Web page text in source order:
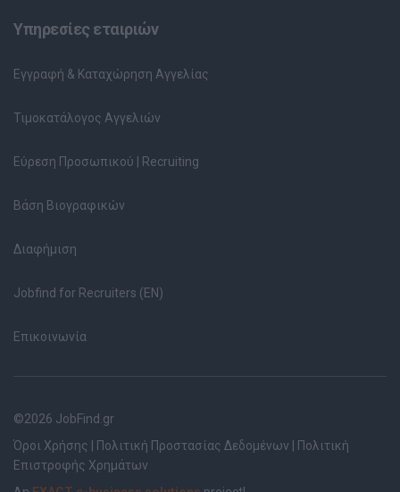
Υπηρεσίες εταιριών
Εγγραφή & Καταχώρηση Αγγελίας
Τιμοκατάλογος Αγγελιών
Εύρεση Προσωπικού | Recruiting
Βάση Βιογραφικών
Διαφήμιση
Jobfind for Recruiters (EN)
Επικοινωνία
©2026 JobFind.gr
Όροι Χρήσης
Πολιτική Προστασίας Δεδομένων
Πολιτική
Επιστροφής Χρημάτων